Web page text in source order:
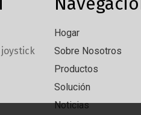
Hogar
Sobre Nosotros
Productos
Solución
Noticias